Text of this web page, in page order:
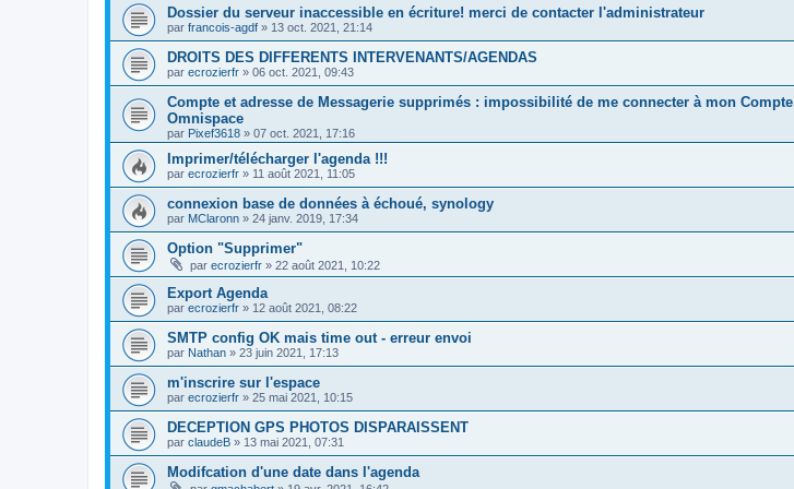
Dossier du serveur inaccessible en écriture! merci de contacter l'administrateur
par francois-agdf » 13 oct. 2021, 21:14
DROITS DES DIFFERENTS INTERVENANTS/AGENDAS
par ecrozierfr » 06 oct. 2021, 09:43
Compte et adresse de Messagerie supprimés : impossibilité de me connecter à mon Compte
Omnispace
par Pixef3618 » 07 oct. 2021, 17:16
Imprimer/télécharger l'agenda !!!
par ecrozierfr » 11 août 2021, 11:05
connexion base de données à échoué, synology
par MClaronn » 24 janv. 2019, 17:34
Option "Supprimer"
par ecrozierfr » 22 août 2021, 10:22
Export Agenda
par ecrozierfr » 12 août 2021, 08:22
SMTP config OK mais time out - erreur envoi
par Nathan » 23 juin 2021, 17:13
m'inscrire sur l'espace
par ecrozierfr » 25 mai 2021, 10:15
DECEPTION GPS PHOTOS DISPARAISSENT
par claudeB » 13 mai 2021, 07:31
Modifcation d'une date dans l'agenda